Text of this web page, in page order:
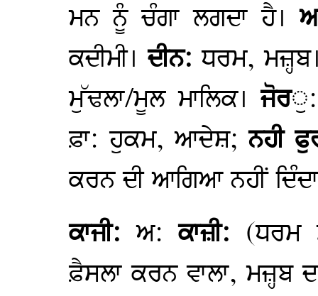
ਮਨ ਨੂੰ ਚੰਗਾ ਲਗਦਾ ਹੈ।
ਕਦੀਮੀ।ਦੀਨ:ਧਰਮ,
ਮੁੱਢਲਾ/ਮੂਲ ਮਾਲਿਕ।ਜੋਰੁ:
ਫ਼ਾ: ਹੁਕਮ, ਆਦੇਸ਼;ਨਹੀ
ਕਰਨ ਦੀ ਆਗਿਆ ਨਹੀਂ
ਕਾਜੀ:ਅ:ਕਾਜ਼ੀ: (ਧਰਮ
ਫ਼ੈਸਲਾ ਕਰਨ ਵਾਲਾ, ਮਜ਼੍ਹਬ